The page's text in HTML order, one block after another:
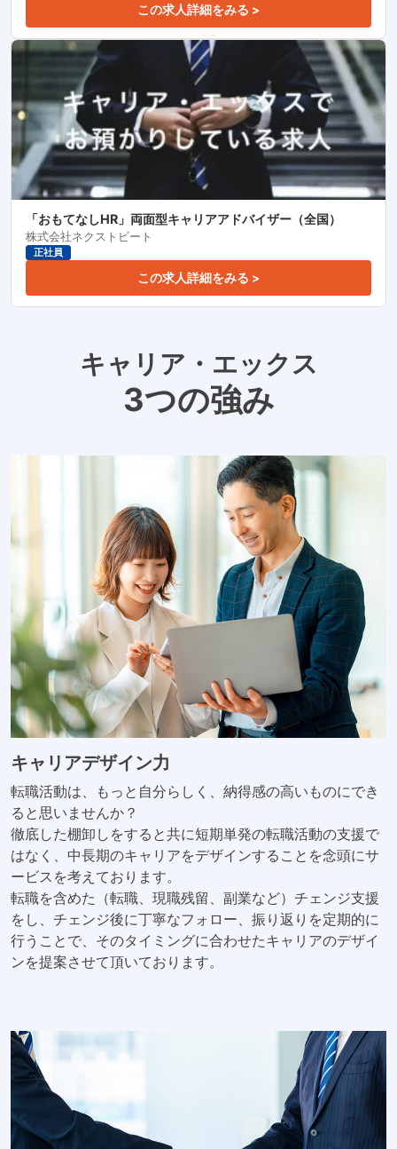
この求人詳細をみる >
「おもてなしHR」両面型キャリアアドバイザー（全国）
株式会社ネクストビート
正社員
この求人詳細をみる >
キャリア・エックス
3つの強み
キャリアデザイン力
転職活動は、もっと自分らしく、納得感の高いものにでき
ると思いませんか？
徹底した棚卸しをすると共に短期単発の転職活動の支援で
はなく、中長期のキャリアをデザインすることを念頭にサ
ービスを考えております。
転職を含めた（転職、現職残留、副業など）チェンジ支援
をし、チェンジ後に丁寧なフォロー、振り返りを定期的に
行うことで、そのタイミングに合わせたキャリアのデザイ
ンを提案させて頂いております。